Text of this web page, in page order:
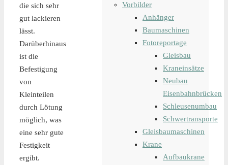
die sich sehr
gut lackieren
lässt.
Darüberhinaus
ist die
Befestigung
von
Kleinteilen
durch Lötung
möglich, was
eine sehr gute
Festigkeit
ergibt.
Vorbilder
Anhänger
Baumaschinen
Fotoreportage
Gleisbau
Kraneinsätze
Neubau
Eisenbahnbrücken
Schleusenumbau
Schwertransporte
Gleisbaumaschinen
Krane
Aufbaukrane